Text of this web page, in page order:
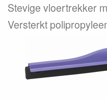
Stevige vloertrekker
Versterkt